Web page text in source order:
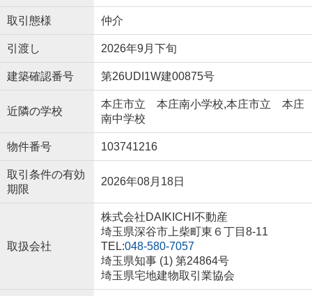
取引態様 仲介
引渡し 2026年9月下旬
建築確認番号 第26UDI1W建00875号
近隣の学校
本庄市立 本庄南小学校,本庄市立 本庄
南中学校
物件番号 103741216
取引条件の有効
期限
2026年08月18日
取扱会社
株式会社DAIKICHI不動産
埼玉県深谷市上柴町東６丁目8-11
TEL:048-580-7057
埼玉県知事 (1) 第24864号
埼玉県宅地建物取引業協会